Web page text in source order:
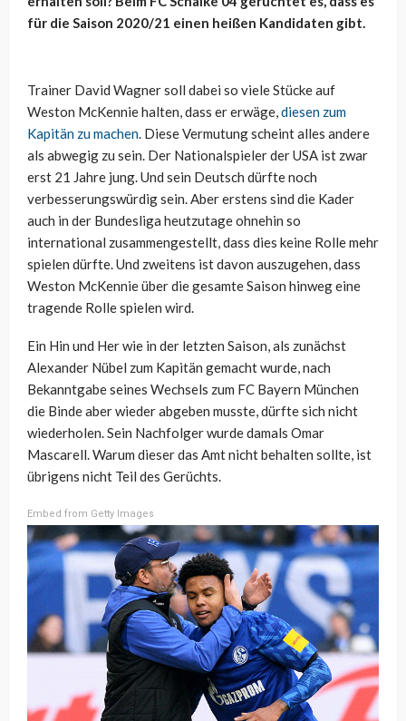
für die Saison 2020/21 einen heißen Kandidaten gibt.
Trainer David Wagner soll dabei so viele Stücke auf
Weston McKennie halten, dass er erwäge,diesen zum
Kapitän zu machen. Diese Vermutung scheint alles andere
als abwegig zu sein. Der Nationalspieler der USA ist zwar
erst 21 Jahre jung. Und sein Deutsch dürfte noch
verbesserungswürdig sein. Aber erstens sind die Kader
auch in der Bundesliga heutzutage ohnehin so
international zusammengestellt, dass dies keine Rolle mehr
spielen dürfte. Und zweitens ist davon auszugehen, dass
Weston McKennie über die gesamte Saison hinweg eine
tragende Rolle spielen wird.
Ein Hin und Her wie in der letzten Saison, als zunächst
Alexander Nübel zum Kapitän gemacht wurde, nach
Bekanntgabe seines Wechsels zum FC Bayern München
die Binde aber wieder abgeben musste, dürfte sich nicht
wiederholen. Sein Nachfolger wurde damals Omar
Mascarell. Warum dieser das Amt nicht behalten sollte, ist
übrigens nicht Teil des Gerüchts.
Embed from Getty Images